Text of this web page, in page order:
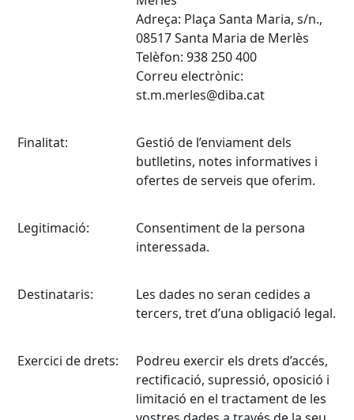
Adreça: Plaça Santa Maria, s/n.,
08517 Santa Maria de Merlès
Telèfon: 938 250 400
Correu electrònic:
st.m.merles@diba.cat
Finalitat:
Gestió de l’enviament dels
butlletins, notes informatives i
ofertes de serveis que oferim.
Legitimació:
Consentiment de la persona
interessada.
Destinataris:
Les dades no seran cedides a
tercers, tret d’una obligació legal.
Exercici de drets:
Podreu exercir els drets d’accés,
rectificació, supressió, oposició i
limitació en el tractament de les